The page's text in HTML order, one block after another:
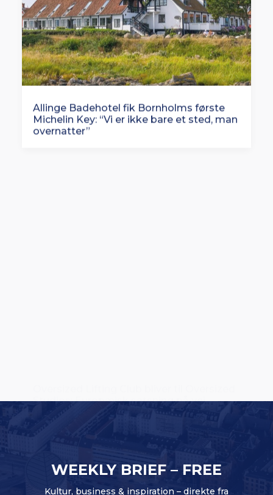
Allinge Badehotel fik Bornholms første
Michelin Key: “Vi er ikke bare et sted, man
overnatter”
WEEKLY BRIEF – FREE
Kultur, business & inspiration – direkte fra